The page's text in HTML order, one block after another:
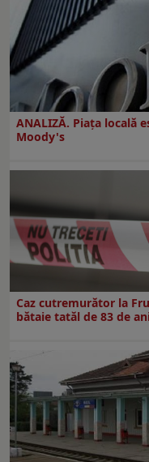
ANALIZĂ. Piața locală
Moody's
Caz cutremurător la
bătaie tatăl de 83 de ani